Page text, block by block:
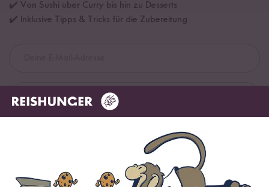
✔️ Von Sushi über Curry bis hin zu Desserts
✔️ Inklusive Tipps & Tricks für die Zubereitung
Jetzt sichern
Mehr Rezepte mit Basmati Reis Pusa